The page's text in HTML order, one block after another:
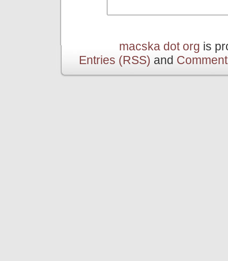
macska dot org is
Entries (RSS) and